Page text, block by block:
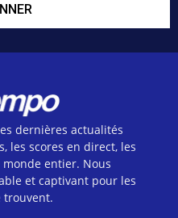
dernières actualités
les scores en direct, les
entier. Nous
et captivant pour les
trouvent.